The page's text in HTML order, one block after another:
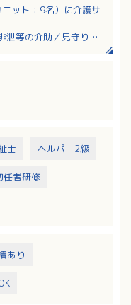
ット：9名）に介護サ
泄等の介助／見守り
士 ヘルパー2級
任者研修
あり